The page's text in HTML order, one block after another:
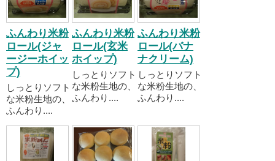
ふんわり米粉
ロール(ジャ
ージーホイッ
プ)
しっとりソフト
な米粉生地の、
ふんわり....
ふんわり米粉
ロール(玄米
ホイップ)
しっとりソフト
な米粉生地の、
ふんわり....
ふんわり米粉
ロール(バナ
ナクリーム)
しっとりソフト
な米粉生地の、
ふんわり....